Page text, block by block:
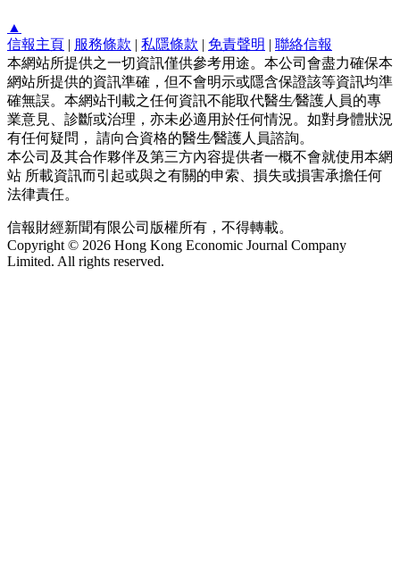
▲
信報主頁 | 服務條款 | 私隱條款 | 免責聲明 | 聯絡信報
本網站所提供之一切資訊僅供參考用途。本公司會盡力確保本
網站所提供的資訊準確，但不會明示或隱含保證該等資訊均準
確無誤。本網站刊載之任何資訊不能取代醫生∕醫護人員的專
業意見、診斷或治理，亦未必適用於任何情況。如對身體狀況
有任何疑問， 請向合資格的醫生∕醫護人員諮詢。
本公司及其合作夥伴及第三方內容提供者一概不會就使用本網
站 所載資訊而引起或與之有關的申索、損失或損害承擔任何
法律責任。
信報財經新聞有限公司版權所有，不得轉載。
Copyright © 2026 Hong Kong Economic Journal Company
Limited. All rights reserved.